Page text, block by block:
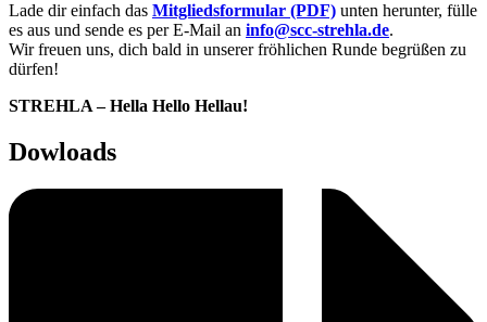
Lade dir einfach das Mitgliedsformular (PDF) unten herunter, fülle
es aus und sende es per E-Mail an info@scc-strehla.de.
Wir freuen uns, dich bald in unserer fröhlichen Runde begrüßen zu
dürfen!
STREHLA – Hella Hello Hellau!
Dowloads